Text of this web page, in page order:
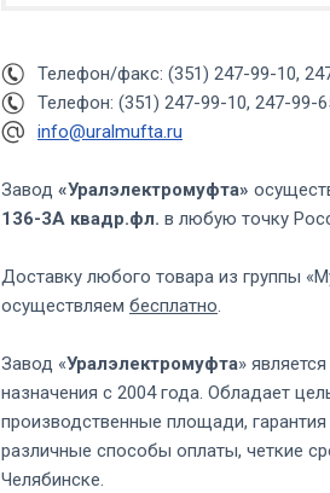
Телефон/факс: (351) 247-99-10,
Телефон: (351) 247-99-10, 247-99-
info@uralmufta.ru
Завод «Уралэлектромуфта»
136-3А квадр.фл. в любую точку
Доставку любого товара из группы
осуществляем бесплатно.
Завод «Уралэлектромуфта»
назначения с 2004 года. Обладает
производственные площади,
различные способы оплаты, четкие
Челябинске.